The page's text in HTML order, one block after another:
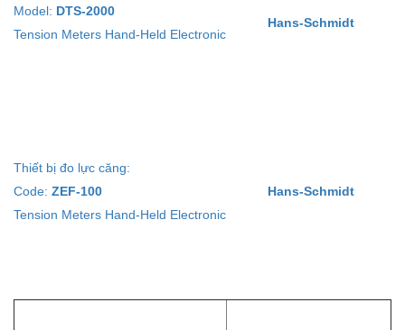
Model: DTS-2000
Tension Meters Hand-Held Electronic
Hans-Schmidt
Thiết bị đo lực căng:
Code: ZEF-100
Tension Meters Hand-Held Electronic
Hans-Schmidt